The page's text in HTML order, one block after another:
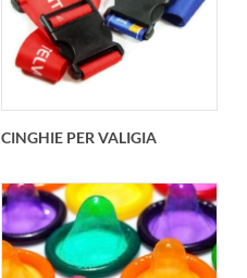
CINGHIE PER VALIGIA